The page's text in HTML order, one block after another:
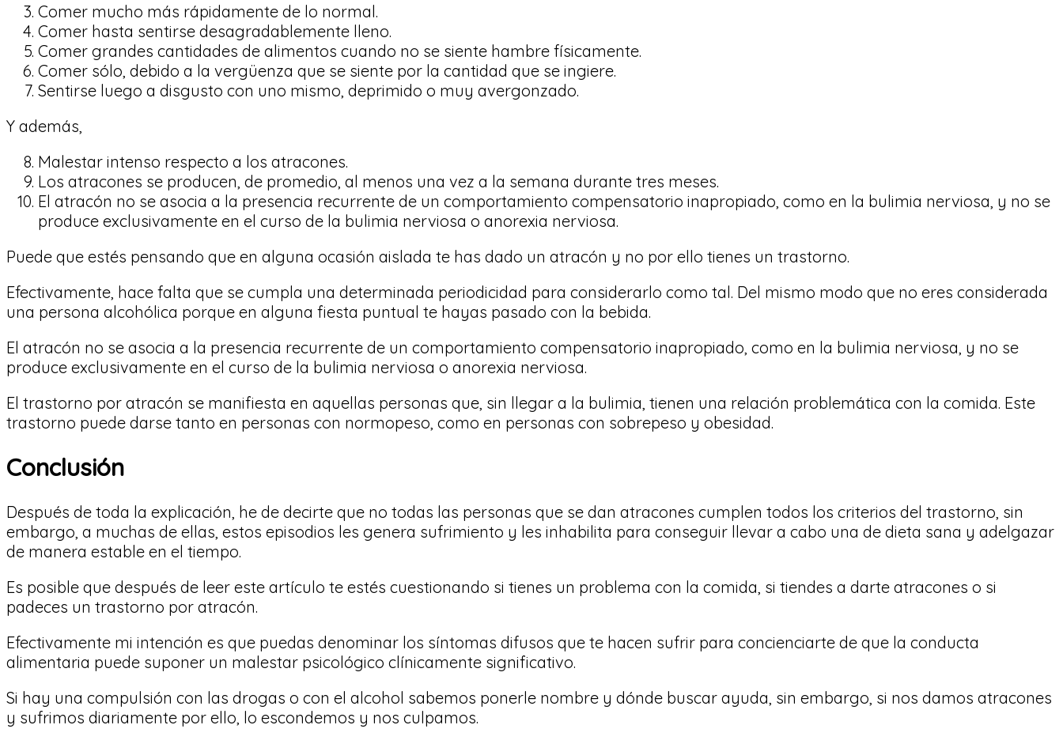
Comer mucho más rápidamente de lo normal.
Comer hasta sentirse desagradablemente lleno.
Comer grandes cantidades de alimentos cuando no se siente hambre físicamente.
Comer sólo, debido a la vergüenza que se siente por la cantidad que se ingiere.
Sentirse luego a disgusto con uno mismo, deprimido o muy avergonzado.
Y además,
Malestar intenso respecto a los atracones.
Los atracones se producen, de promedio, al menos una vez a la semana durante tres meses.
El atracón no se asocia a la presencia recurrente de un comportamiento compensatorio inapropiado, como en la bulimia nerviosa, y no se
produce exclusivamente en el curso de la bulimia nerviosa o anorexia nerviosa.
Puede que estés pensando que en alguna ocasión aislada te has dado un atracón y no por ello tienes un trastorno.
Efectivamente, hace falta que se cumpla una determinada periodicidad para considerarlo como tal. Del mismo modo que no eres considerada
una persona alcohólica porque en alguna fiesta puntual te hayas pasado con la bebida.
El atracón no se asocia a la presencia recurrente de un comportamiento compensatorio inapropiado, como en la bulimia nerviosa, y no se
produce exclusivamente en el curso de la bulimia nerviosa o anorexia nerviosa.
El trastorno por atracón se manifiesta en aquellas personas que, sin llegar a la bulimia, tienen una relación problemática con la comida. Este
trastorno puede darse tanto en personas con normopeso, como en personas con sobrepeso y obesidad.
Conclusión
Después de toda la explicación, he de decirte que no todas las personas que se dan atracones cumplen todos los criterios del trastorno, sin
embargo, a muchas de ellas, estos episodios les genera sufrimiento y les inhabilita para conseguir llevar a cabo una de dieta sana y adelgazar
de manera estable en el tiempo.
Es posible que después de leer este artículo te estés cuestionando si tienes un problema con la comida, si tiendes a darte atracones o si
padeces un trastorno por atracón.
Efectivamente mi intención es que puedas denominar los síntomas difusos que te hacen sufrir para concienciarte de que la conducta
alimentaria puede suponer un malestar psicológico clínicamente significativo.
Si hay una compulsión con las drogas o con el alcohol sabemos ponerle nombre y dónde buscar ayuda, sin embargo, si nos damos atracones
y sufrimos diariamente por ello, lo escondemos y nos culpamos.